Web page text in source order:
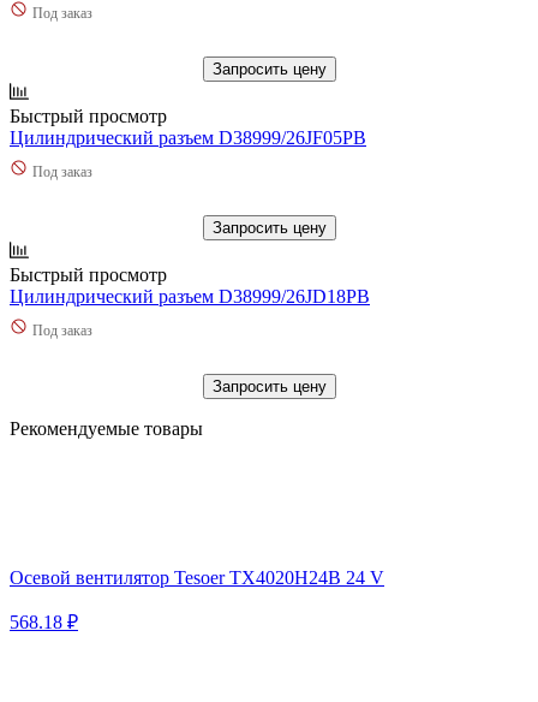
Под заказ
Запросить цену
Быстрый просмотр
Цилиндрический разъем D38999/26JF05PB
Под заказ
Запросить цену
Быстрый просмотр
Цилиндрический разъем D38999/26JD18PB
Под заказ
Запросить цену
Рекомендуемые товары
Осевой вентилятор Tesoer TX4020H24B 24 V
568.18 ₽